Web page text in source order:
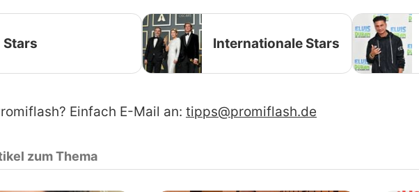
Stars Internationale Stars
Einfach E-Mail an: tipps@promiflash.de
zum Thema